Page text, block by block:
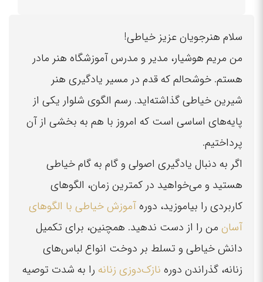
سلام هنرجویان عزیز خیاطی!
من مریم هوشیار، مدیر و مدرس آموزشگاه هنر مادر
هستم. خوشحالم که قدم در مسیر یادگیری هنر
شیرین خیاطی گذاشته‌اید. رسم الگوی شلوار یکی از
پایه‌های اساسی است که امروز با هم به بخشی از آن
پرداختیم.
اگر به دنبال یادگیری اصولی و گام به گام خیاطی
هستید و می‌خواهید در کمترین زمان، الگوهای
کاربردی را بیاموزید، دورهآموزش خیاطی با الگوهای
آسان من را از دست ندهید. همچنین، برای تکمیل
دانش خیاطی و تسلط بر دوخت انواع لباس‌های
زنانه، گذراندن دوره نازک‌دوزی زنانه را به شدت توصیه